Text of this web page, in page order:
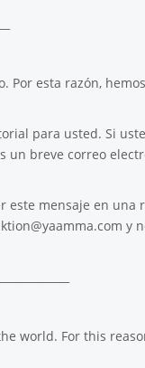
Por esta razón,
para usted. Si
un breve correo
mensaje en una
y
world. For this